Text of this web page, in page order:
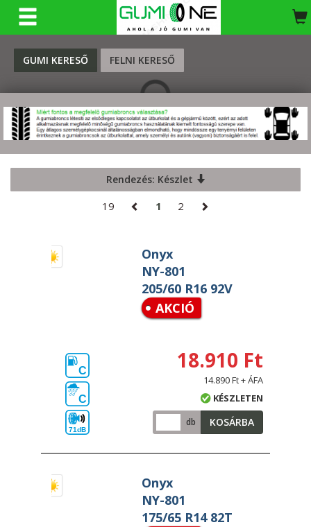
GUMI KERESŐ FELNI KERESŐ
KERESÉS
Rendezés: Készlet
19 1 2
Onyx
NY-801
205/60 R16 92V
AKCIÓ
C
C
71dB
18.910 Ft
14.890 Ft + ÁFA
KÉSZLETEN
db KOSÁRBA
Onyx
NY-801
175/65 R14 82T